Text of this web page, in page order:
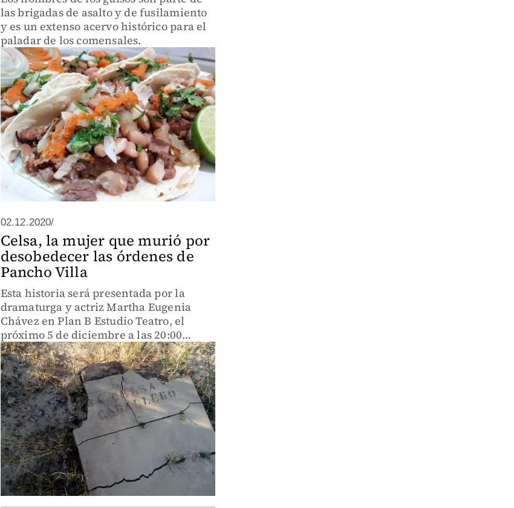
las brigadas de asalto y de fusilamiento
y es un extenso acervo histórico para el
paladar de los comensales.
02.12.2020/
Celsa, la mujer que murió por
desobedecer las órdenes de
Pancho Villa
Esta historia será presentada por la
dramaturga y actriz Martha Eugenia
Chávez en Plan B Estudio Teatro, el
próximo 5 de diciembre a las 20:00
horas.